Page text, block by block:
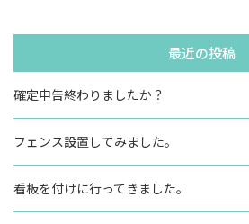
最近の投稿
確定申告終わりましたか？
フェンス設置してみました。
看板を付けに行ってきました。